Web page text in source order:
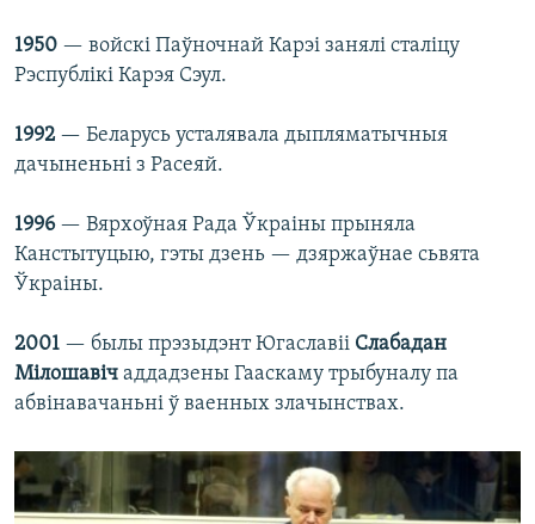
1950 — войскі Паўночнай Карэі занялі сталіцу
Рэспублікі Карэя Сэул.
1992 — Беларусь усталявала дыпляматычныя
дачыненьні з Расеяй.
1996— Вярхоўная Рада Ўкраіны прыняла
Канстытуцыю, гэты дзень — дзяржаўнае сьвята
Ўкраіны.
2001 — былы прэзыдэнт Югаславіі Слабадан
Мілошавіч аддадзены Гааскаму трыбуналу па
абвінавачаньні ў ваенных злачынствах.